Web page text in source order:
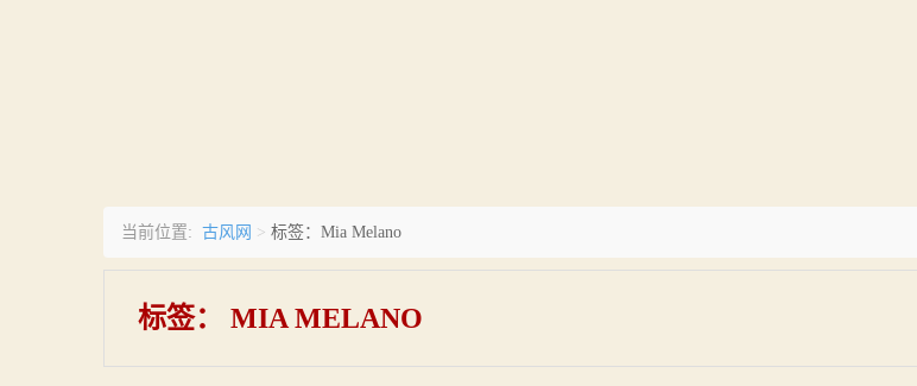
当前位置: 古风网 > 标签：Mia Melano
标签： MIA MELANO